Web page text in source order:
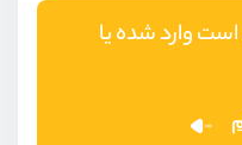
است وارد شده یا